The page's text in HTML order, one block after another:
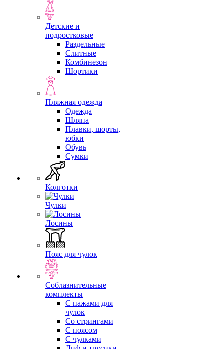
Детские и
подростковые
Раздельные
Слитные
Комбинезон
Шортики
Пляжная одежда
Одежда
Шляпа
Плавки, шорты,
юбки
Обувь
Сумки
Колготки
Чулки
Лосины
Пояс для чулок
Соблазнительные
комплекты
С пажами для
чулок
Со стрингами
С поясом
С чулками